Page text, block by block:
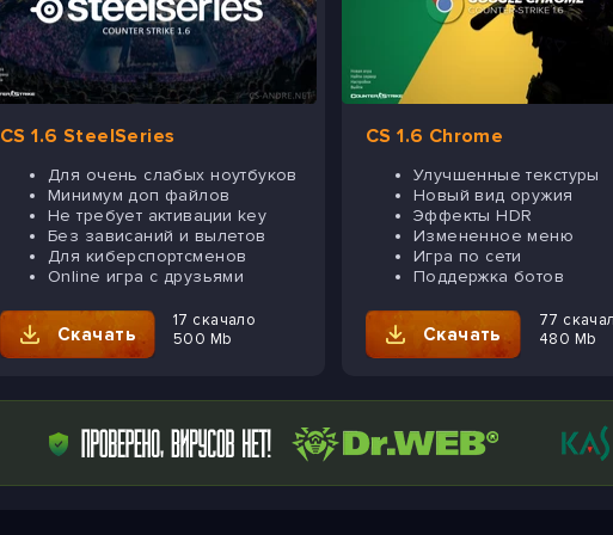
CS 1.6 SteelSeries
Для очень слабых ноутбуков
Минимум доп файлов
Не требует активации key
Без зависаний и вылетов
Для киберспортсменов
Online игра с друзьями
Скачать
17 скачало
500 Mb
CS 1.6 Chrome
Улучшенные текстуры
Новый вид оружия
Эффекты HDR
Измененное меню
Игра по сети
Поддержка ботов
Скачать
77
480 Mb